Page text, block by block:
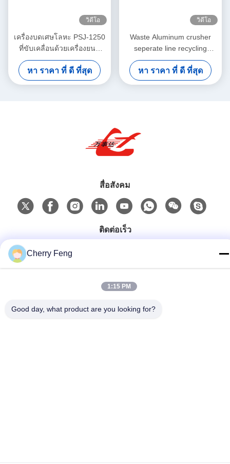
วิดีโอ
เครื่องบดเศษโลหะ PSJ-1250
ที่ขับเคลื่อนด้วยเครื่องยนต์
ดีเซล พร้อมระบบควบคุม
อัตโนมัติ PLC และกำลังการ
ผลิตสูง
หา ราคา ที่ ดี ที่สุด
วิดีโอ
Waste Aluminum crusher
seperate line recycling
equipment 100-200kg/h
capacity
หา ราคา ที่ ดี ที่สุด
สื่อสังคม
ติดต่อเร็ว
โทรศัพท์
Cherry Feng
1:15 PM
Good day, what product are you looking for?